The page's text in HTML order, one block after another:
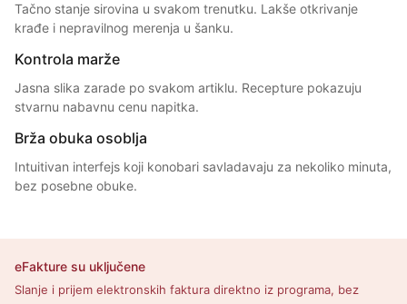
Tačno stanje sirovina u svakom trenutku. Lakše otkrivanje
krađe i nepravilnog merenja u šanku.
Kontrola marže
Jasna slika zarade po svakom artiklu. Recepture pokazuju
stvarnu nabavnu cenu napitka.
Brža obuka osoblja
Intuitivan interfejs koji konobari savladavaju za nekoliko minuta,
bez posebne obuke.
eFakture su uključene
Slanje i prijem elektronskih faktura direktno iz programa, bez